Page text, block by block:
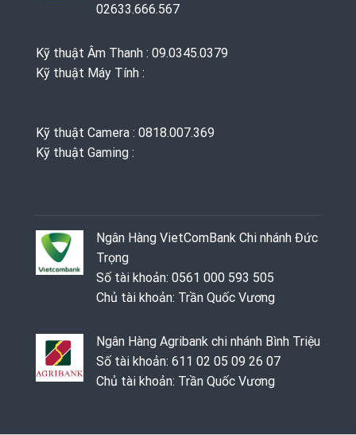
02633.666.567
Kỹ thuật Âm Thanh : 09.0345.0379
Kỹ thuật Máy Tính :
Kỹ thuật Camera : 0818.007.369
Kỹ thuật Gaming ‭: ‬
Ngân Hàng VietComBank Chi nhánh Đức
Trọng
Số tài khoản: 0561 000 593 505
Chủ tài khoản: Trần Quốc Vương
Ngân Hàng Agribank chi nhánh Bình Triệu
Số tài khoản: 611 02 05 09 26 07
Chủ tài khoản: Trần Quốc Vương